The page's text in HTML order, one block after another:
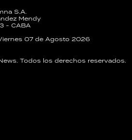
S.A.
Mendy
- CABA
07 de Agosto 2026
Todos los derechos reservados.